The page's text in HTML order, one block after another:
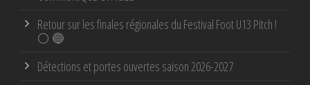
Retour sur les finales régionales du Festival Foot U13 Pitch !
⚪ 🔵
Détections et portes ouvertes saison 2026-2027